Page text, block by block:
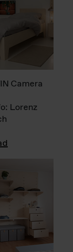
Camera
Lorenz